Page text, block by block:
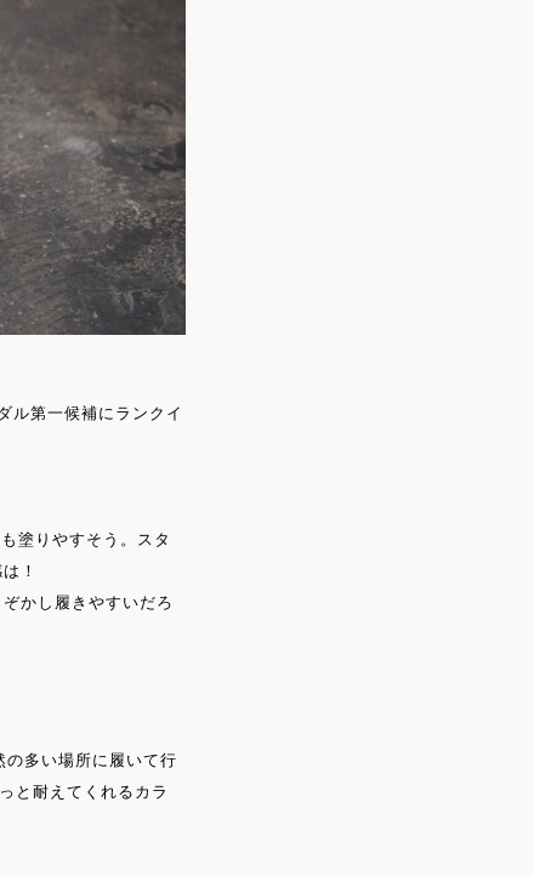
ル第一候補にランクイ
塗りやすそう。スタ
！
かし履きやすいだろ
多い場所に履いて行
と耐えてくれるカラ